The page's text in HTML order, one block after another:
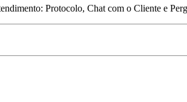
Protocolo, Chat com o Cliente e